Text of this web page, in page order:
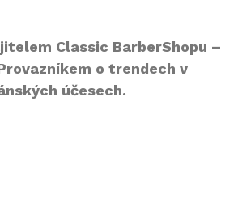
Classic BarberShopu –
o trendech v
účesech.